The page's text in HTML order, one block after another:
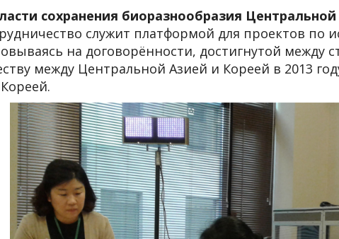
сохранения биоразнообразия
служит платформой для проектов
на договорённости, достигнутой
между Центральной Азией и Кореей в 2013